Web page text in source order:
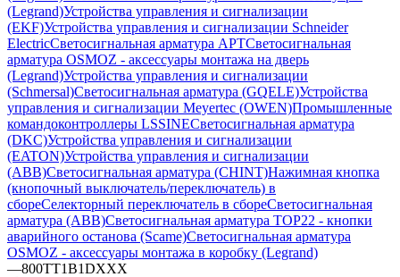
(Legrand)Устройства управления и сигнализации
(EKF)Устройства управления и сигнализации Schneider
ElectricСветосигнальная арматура APTСветосигнальная
арматура OSMOZ - аксессуары монтажа на дверь
(Legrand)Устройства управления и сигнализации
(Schmersal)Светосигнальная арматура (GQELE)Устройства
управления и сигнализации Meyertec (OWEN)Промышленные
командоконтроллеры LSSINEСветосигнальная арматура
(DKC)Устройства управления и сигнализации
(EATON)Устройства управления и сигнализации
(ABB)Светосигнальная арматура (CHINT)Нажимная кнопка
(кнопочный выключатель/переключатель) в
сбореСелекторный переключатель в сбореСветосигнальная
арматура (ABB)Светосигнальная арматура TOP22 - кнопки
аварийного останова (Scame)Светосигнальная арматура
OSMOZ - аксессуары монтажа в коробку (Legrand)
—800TT1B1DXXX